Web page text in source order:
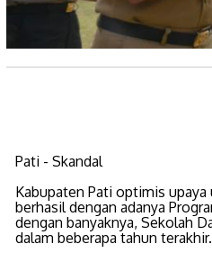
Pati - Skandal
Kabupaten Pati optimis
berhasil dengan adanya
dengan banyaknya, Sekolah
dalam beberapa tahun terakhir.